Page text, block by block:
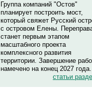
Группа компаний "Остов"
планирует построить мост,
который свяжет Русский
с островом Елены.
станет первым этапом
масштабного проекта
комплексного развития
территории. Завершение
намечено на конец 2027 года.
статьи